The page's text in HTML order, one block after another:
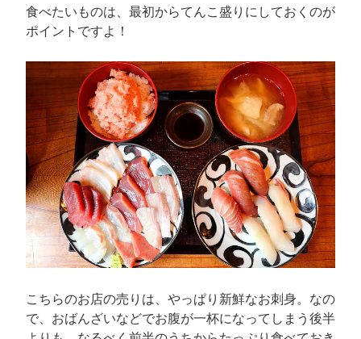
食べたいものは、最初からてんこ盛りにしておくのが
ポイントですよ！
こちらのお店の売りは、やっぱり新鮮なお刺身。なの
で、おばんざいなどでお腹が一杯になってしまう後半